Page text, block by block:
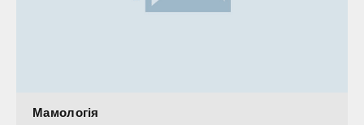
Мамологія